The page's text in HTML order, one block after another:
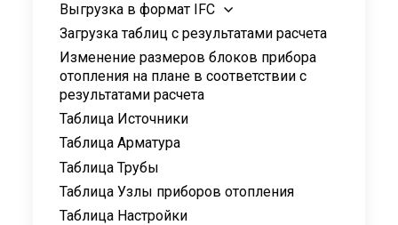
Выгрузка в формат IFC
Загрузка таблиц с результатами расчета
Изменение размеров блоков прибора
отопления на плане в соответствии с
результатами расчета
Таблица Источники
Таблица Арматура
Таблица Трубы
Таблица Узлы приборов отопления
Таблица Настройки